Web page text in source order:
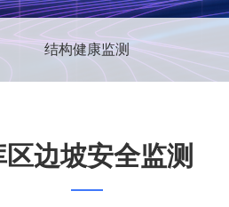
结构健康监测
区边坡安全监测